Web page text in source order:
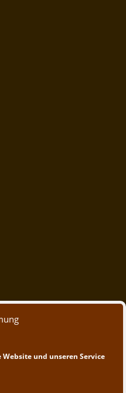
und unseren Service